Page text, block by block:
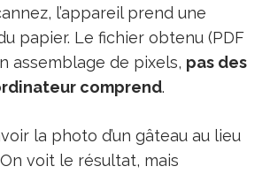
l’appareil prend une
papier. Le fichier obtenu (PDF
assemblage de pixels, pas des
comprend.
la photo d’un gâteau au lieu
voit le résultat, mais